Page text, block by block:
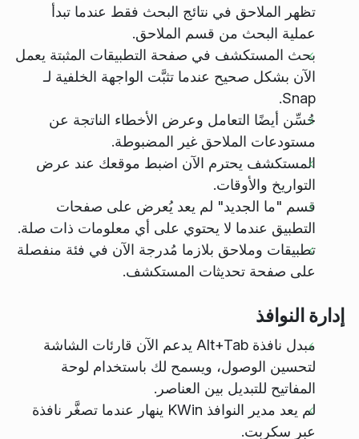
تظهر الملاحق في نتائج البحث فقط عندما تبدأ
عملية البحث من قسم الملاحق.
بحث المستكشف في صفحة التطبيقات المثبتة يعمل
الآن بشكل صحيح عندما تثبَّت الواجهة الخلفية لـ
Snap.
حُسِّن أيضًا التعامل وعرض الأخطاء الناتجة عن
مستودعات الملاحق غير المضبوطة.
المستكشف يحترم الآن اضبط موقعك عند عرض
التواريخ والأوقات.
قسم "ما الجديد" لم يعد يُعرض على صفحات
التطبيق عندما لا يحتوي على أي معلومات ذات صلة.
تطبيقات وملاحق بلازما مُدرجة الآن في فئة منفصلة
على صفحة تحديثات المستكشف.
إدارة النوافذ
مبدل نافذة Alt+Tab يدعم الآن قارئات الشاشة
لتحسين الوصول، ويسمح لك باستخدام لوحة
المفاتيح للتبديل بين العناصر.
لم يعد مدير النوافذ KWin ينهار عندما تصغَّر نافذة
عبر سكربت.